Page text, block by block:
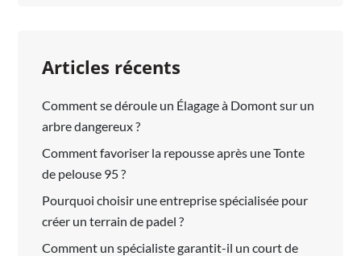
Articles récents
Comment se déroule un Élagage à Domont sur un
arbre dangereux ?
Comment favoriser la repousse après une Tonte
de pelouse 95 ?
Pourquoi choisir une entreprise spécialisée pour
créer un terrain de padel ?
Comment un spécialiste garantit-il un court de